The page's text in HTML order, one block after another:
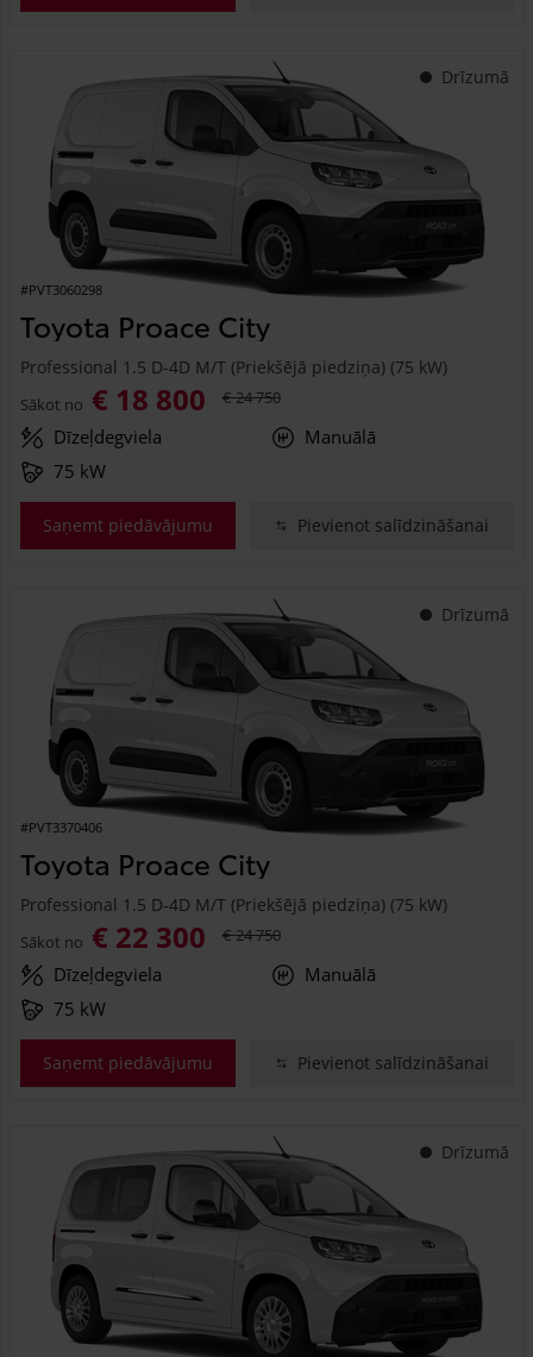
Drīzumā
#PVT3060298
Toyota Proace City
Professional 1.5 D-4D M/T (Priekšējā piedziņa) (75 kW)
Sākot no € 18 800 € 24 750
Dīzeļdegviela
Manuālā
75 kW
Saņemt piedāvājumu Pievienot salīdzināšanai
Drīzumā
#PVT3370406
Toyota Proace City
Professional 1.5 D-4D M/T (Priekšējā piedziņa) (75 kW)
Sākot no € 22 300 € 24 750
Dīzeļdegviela
Manuālā
75 kW
Saņemt piedāvājumu Pievienot salīdzināšanai
Drīzumā